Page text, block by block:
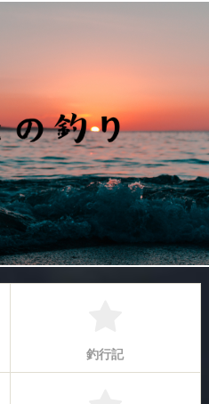
釣行記